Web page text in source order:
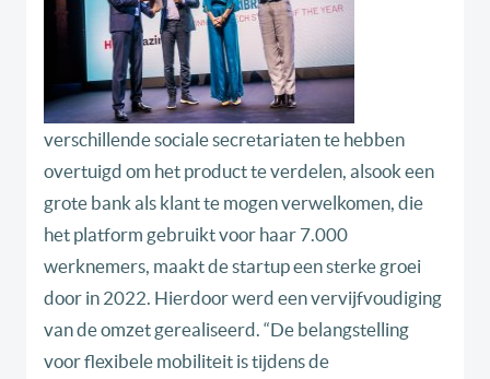
verschillende sociale secretariaten te hebben
overtuigd om het product te verdelen, alsook een
grote bank als klant te mogen verwelkomen, die
het platform gebruikt voor haar 7.000
werknemers, maakt de startup een sterke groei
door in 2022. Hierdoor werd een vervijfvoudiging
van de omzet gerealiseerd. “De belangstelling
voor flexibele mobiliteit is tijdens de